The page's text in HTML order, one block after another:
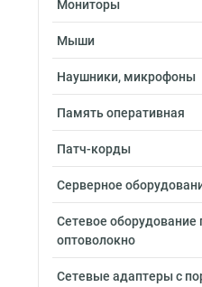
Мониторы
Мыши
Наушники, микрофоны
Память оперативная
Патч-корды
Серверное
Сетевое оборудование
оптоволокно
Сетевые адаптеры с